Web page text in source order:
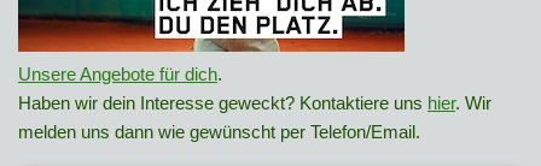
Unsere Angebote für dich.
Haben wir dein Interesse geweckt? Kontaktiere uns hier. Wir
melden uns dann wie gewünscht per Telefon/Email.